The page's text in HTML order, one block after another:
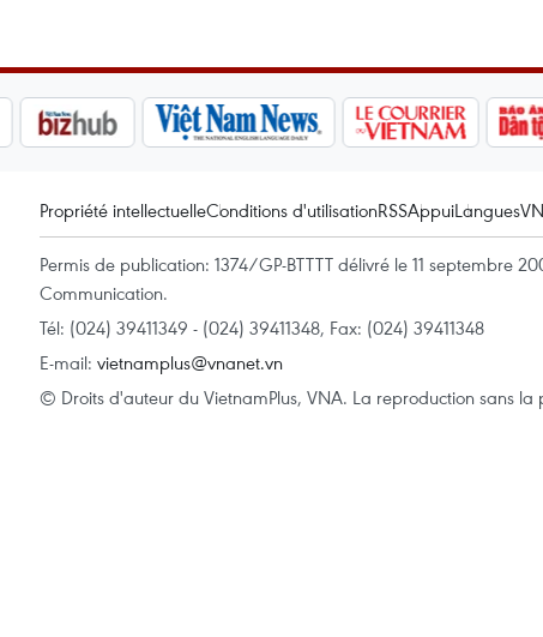
Propriété intellectuelleConditions d'utilisationRSSAppuiLangues
Permis de publication: 1374/GP-BTTTT délivré le 11 septembre
Communication.
Tél: (024) 39411349 - (024) 39411348, Fax: (024) 39411348
E-mail: vietnamplus@vnanet.vn
© Droits d'auteur du VietnamPlus, VNA. La reproduction sans la